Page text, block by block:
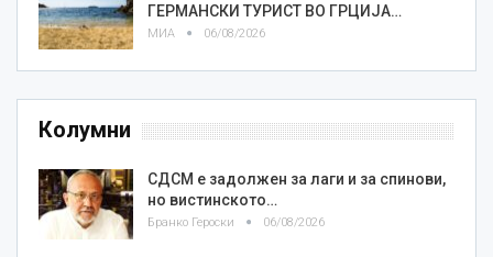
ГЕРМАНСКИ ТУРИСТ ВО ГРЦИЈА…
МИА 06/08/2026
Колумни
СДСМ е задолжен за лаги и за спинови,
но вистинското…
Бранко Героски 06/08/2026